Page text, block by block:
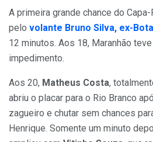
A primeira grande chance do
pelo volante Bruno Silva, ex-
12 minutos. Aos 18, Maranhão
impedimento.
Aos 20, Matheus Costa,
abriu o placar para o Rio Branco
zagueiro e chutar sem chances
Henrique. Somente um minuto